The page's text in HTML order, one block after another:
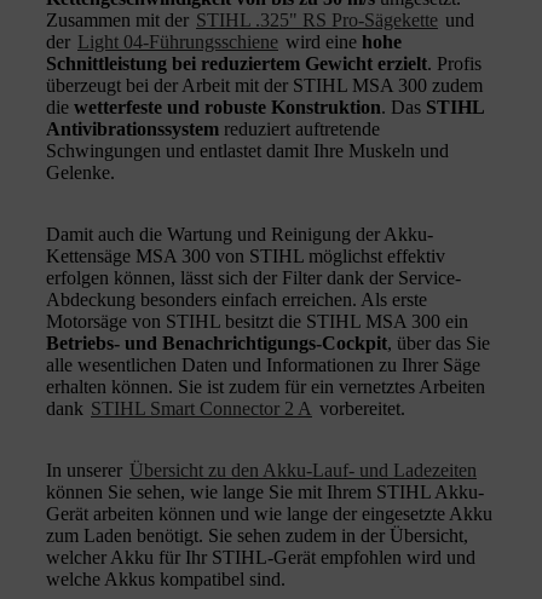
Zusammen mit der STIHL .325" RS Pro-Sägekette und
der Light 04-Führungsschiene wird eine hohe
Schnittleistung bei reduziertem Gewicht erzielt. Profis
überzeugt bei der Arbeit mit der STIHL MSA 300 zudem
die wetterfeste und robuste Konstruktion. Das STIHL
Antivibrationssystem reduziert auftretende
Schwingungen und entlastet damit Ihre Muskeln und
Gelenke.
Damit auch die Wartung und Reinigung der Akku-
Kettensäge MSA 300 von STIHL möglichst effektiv
erfolgen können, lässt sich der Filter dank der Service-
Abdeckung besonders einfach erreichen. Als erste
Motorsäge von STIHL besitzt die STIHL MSA 300 ein
Betriebs- und Benachrichtigungs-Cockpit, über das Sie
alle wesentlichen Daten und Informationen zu Ihrer Säge
erhalten können. Sie ist zudem für ein vernetztes Arbeiten
dank STIHL Smart Connector 2 A vorbereitet.
In unserer Übersicht zu den Akku-Lauf- und Ladezeiten
können Sie sehen, wie lange Sie mit Ihrem STIHL Akku-
Gerät arbeiten können und wie lange der eingesetzte Akku
zum Laden benötigt. Sie sehen zudem in der Übersicht,
welcher Akku für Ihr STIHL-Gerät empfohlen wird und
welche Akkus kompatibel sind.